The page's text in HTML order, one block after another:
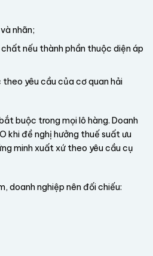
nhãn;
chất nếu thành phần thuộc diện áp
yêu cầu của cơ quan hải
buộc trong mọi lô hàng. Doanh
khi đề nghị hưởng thuế suất ưu
minh xuất xứ theo yêu cầu cụ
doanh nghiệp nên đối chiếu: